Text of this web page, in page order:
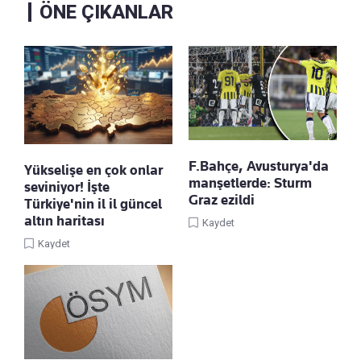
ÖNE ÇIKANLAR
Yükselişe en çok onlar
seviniyor! İşte
Türkiye'nin il il güncel
altın haritası
Kaydet
F.Bahçe, Avusturya'da
manşetlerde: Sturm
Graz ezildi
Kaydet